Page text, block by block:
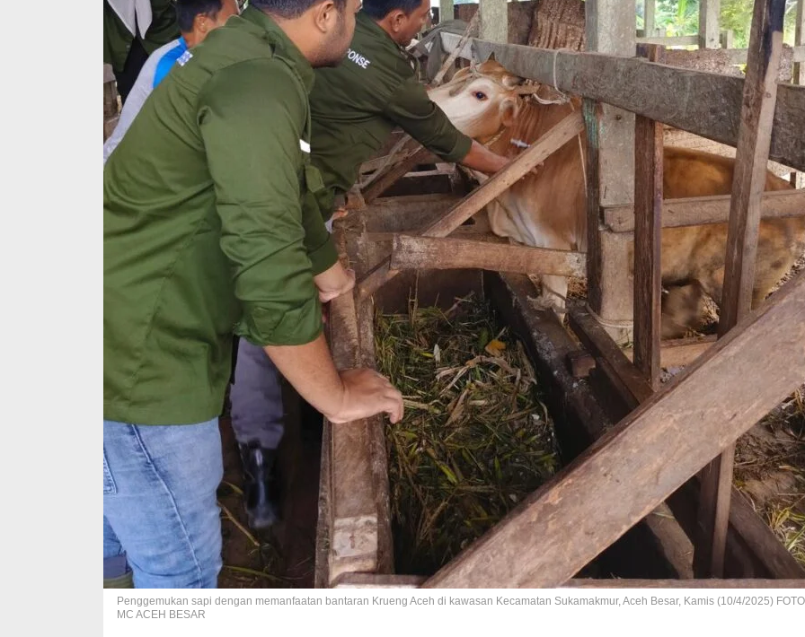
Penggemukan sapi dengan memanfaatan bantaran Krueng Aceh di kawasan Kecamatan Sukamakmur, Aceh Besar, Kamis (10/4/2025)
MC ACEH BESAR